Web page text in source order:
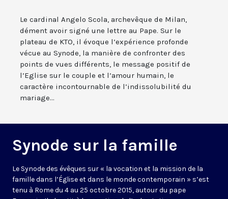
Le cardinal Angelo Scola, archevêque de Milan,
dément avoir signé une lettre au Pape. Sur le
plateau de KTO, il évoque l’expérience profonde
vécue au Synode, la manière de confronter des
points de vues différents, le message positif de
l’Eglise sur le couple et l’amour humain, le
caractère incontournable de l’indissolubilité du
mariage...
Synode sur la famille
Le Synode des évêques sur « la vocation et la mission de la
famille dans l’Église et dans le monde contemporain » s’est
tenu à Rome du 4 au 25 octobre 2015, autour du pape